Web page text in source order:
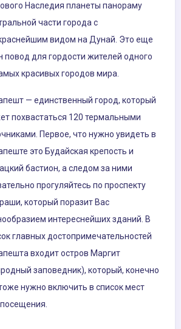
Наследия планеты панораму
части города с
видом на Дунай. Это еще
повод для гордости жителей одного
красивых городов мира.
— единственный город, который
похвастаться 120 термальными
Первое, что нужно увидеть в
это Будайская крепость и
бастион, а следом за ними
прогуляйтесь по проспекту
который поразит Вас
интереснейших зданий. В
главных достопримечательностей
входит остров Маргит
заповедник), который, конечно
нужно включить в список мест